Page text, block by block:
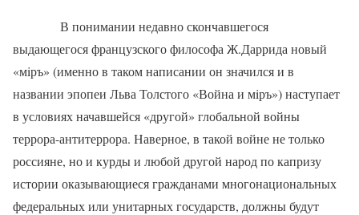
В понимании недавно скончавшегося
выдающегося французского философа Ж.Даррида новый
«мiръ» (именно в таком написании он значился и в
названии эпопеи Льва Толстого «Война и мiръ») наступает
в условиях начавшейся «другой» глобальной войны
террора-антитеррора. Наверное, в такой войне не только
россияне, но и курды и любой другой народ по капризу
истории оказывающиеся гражданами многонациональных
федеральных или унитарных государств, должны будут